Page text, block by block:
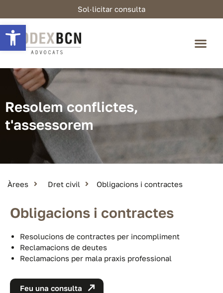
Obre la barra d'eines
Sol·licitar consulta
Resolem conflictes,
t'assessorem
Àrees Dret civil Obligacions i contractes
Obligacions i contractes
Resolucions de contractes per incompliment
Reclamacions de deutes
Reclamacions per mala praxis professional
Feu una consulta